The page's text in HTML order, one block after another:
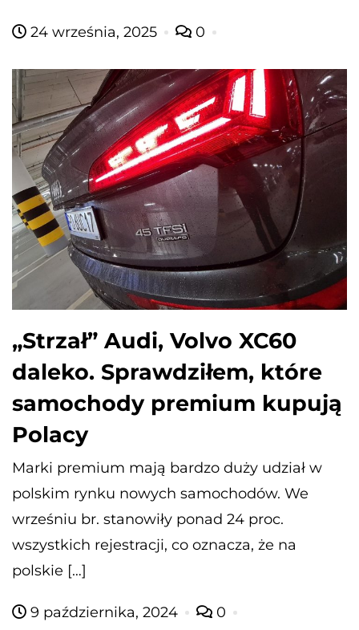
24 września, 2025 0
„Strzał” Audi, Volvo XC60
daleko. Sprawdziłem, które
samochody premium kupują
Polacy
Marki premium mają bardzo duży udział w
polskim rynku nowych samochodów. We
wrześniu br. stanowiły ponad 24 proc.
wszystkich rejestracji, co oznacza, że na
polskie […]
9 października, 2024 0